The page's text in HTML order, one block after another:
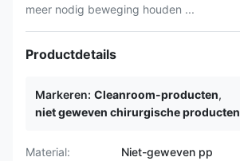
meer nodig beweging houden ...
Productdetails
Markeren: Cleanroom-producten,
niet geweven chirurgische producten
Material:
Niet-geweven pp